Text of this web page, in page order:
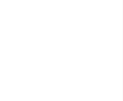
soit, vous
les
nous
souhaitez
les
de nous ou